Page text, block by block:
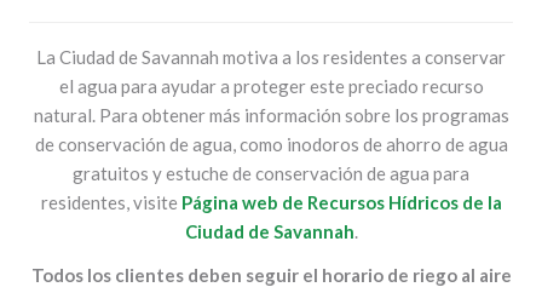
La Ciudad de Savannah motiva a los residentes a conservar
el agua para ayudar a proteger este preciado recurso
natural. Para obtener más información sobre los programas
de conservación de agua, como inodoros de ahorro de agua
gratuitos y estuche de conservación de agua para
residentes, visite Página web de Recursos Hídricos de la
Ciudad de Savannah.
Todos los clientes deben seguir el horario de riego al aire